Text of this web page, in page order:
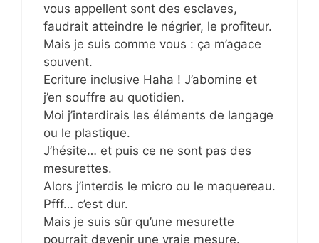
vous appellent sont des esclaves,
faudrait atteindre le négrier, le profiteur.
Mais je suis comme vous : ça m’agace
souvent.
Ecriture inclusive Haha ! J’abomine et
j’en souffre au quotidien.
Moi j’interdirais les éléments de langage
ou le plastique.
J’hésite… et puis ce ne sont pas des
mesurettes.
Alors j’interdis le micro ou le maquereau.
Pfff… c’est dur.
Mais je suis sûr qu’une mesurette
pourrait devenir une vraie mesure.